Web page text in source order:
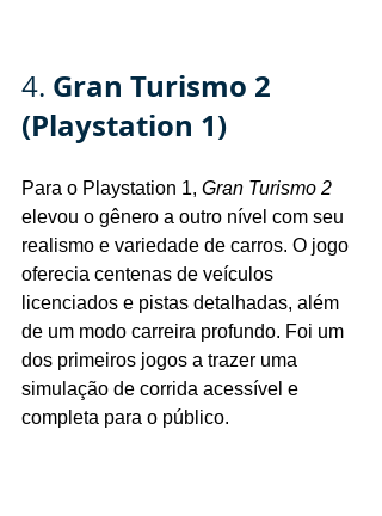
4. Gran Turismo 2
(Playstation 1)
Para o Playstation 1, Gran Turismo 2
elevou o gênero a outro nível com seu
realismo e variedade de carros. O jogo
oferecia centenas de veículos
licenciados e pistas detalhadas, além
de um modo carreira profundo. Foi um
dos primeiros jogos a trazer uma
simulação de corrida acessível e
completa para o público.